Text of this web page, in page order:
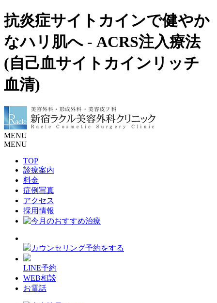
抗炎症サイトカインで健やか
なハリ肌へ - ACRS注入療法
(自己血サイトカインリッチ
血清)
MENU
MENU
TOP
診療案内
料金
症例写真
アクセス
採用情報
カウンセリング予約をする
LINE予約
WEB相談
お電話